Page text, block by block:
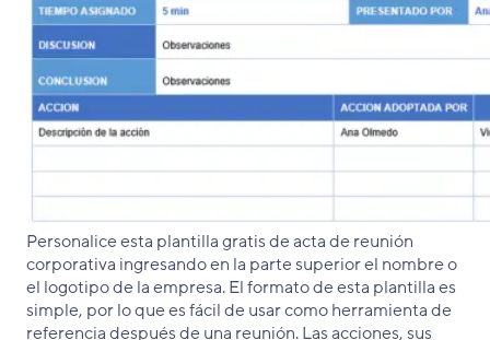
Personalice esta plantilla gratis de acta de reunión
corporativa ingresando en la parte superior el nombre o
el logotipo de la empresa. El formato de esta plantilla es
simple, por lo que es fácil de usar como herramienta de
referencia después de una reunión. Las acciones, sus